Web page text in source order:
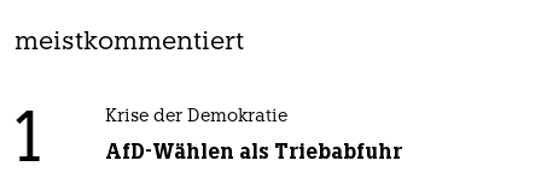
meistkommentiert
1 Krise der Demokratie
AfD-Wählen als Triebabfuhr